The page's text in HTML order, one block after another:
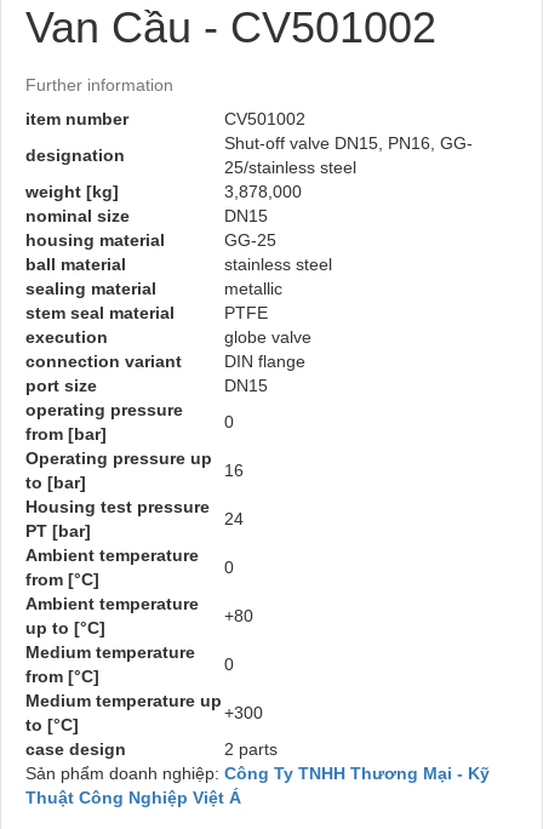
Van Cầu - CV501002
Further information
item number
CV501002
designation
Shut-off valve DN15, PN16, GG-
25/stainless steel
weight [kg]
3,878,000
nominal size
DN15
housing material
GG-25
ball material
stainless steel
sealing material
metallic
stem seal material
PTFE
execution
globe valve
connection variant
DIN flange
port size
DN15
operating pressure
from [bar]
0
Operating pressure up
to [bar]
16
Housing test pressure
PT [bar]
24
Ambient temperature
from [°C]
0
Ambient temperature
up to [°C]
+80
Medium temperature
from [°C]
0
Medium temperature up
to [°C]
+300
case design
2 parts
Sản phẩm doanh nghiệp: Công Ty TNHH Thương Mại - Kỹ
Thuật Công Nghiệp Việt Á